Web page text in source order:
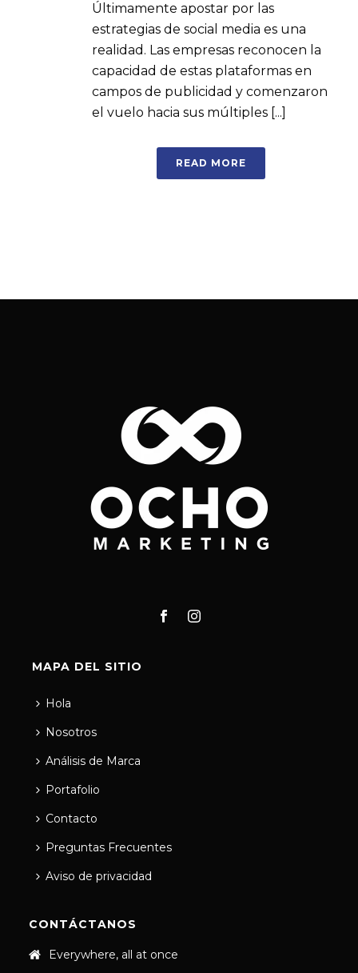
Últimamente apostar por las
estrategias de social media es una
realidad. Las empresas reconocen la
capacidad de estas plataformas en
campos de publicidad y comenzaron
el vuelo hacia sus múltiples [...]
READ MORE
MAPA DEL SITIO
Hola
Nosotros
Análisis de Marca
Portafolio
Contacto
Preguntas Frecuentes
Aviso de privacidad
CONTÁCTANOS
Everywhere, all at once